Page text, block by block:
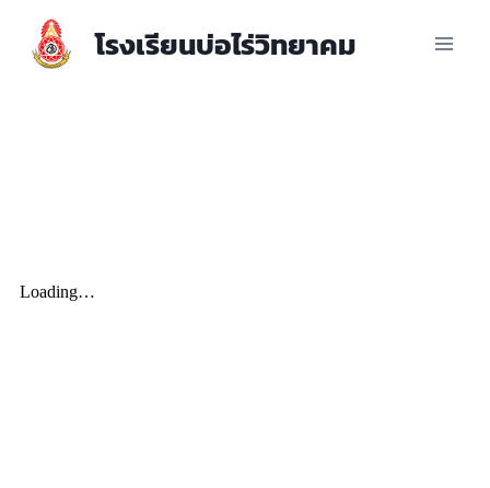
โรงเรียนบ่อไร่วิทยาคม